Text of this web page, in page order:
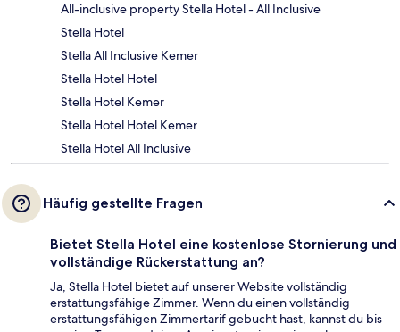
All-inclusive property Stella Hotel - All Inclusive
Stella Hotel
Stella All Inclusive Kemer
Stella Hotel Hotel
Stella Hotel Kemer
Stella Hotel Hotel Kemer
Stella Hotel All Inclusive
Häufig gestellte Fragen
Bietet Stella Hotel eine kostenlose Stornierung und
vollständige Rückerstattung an?
Ja, Stella Hotel bietet auf unserer Website vollständig
erstattungsfähige Zimmer. Wenn du einen vollständig
erstattungsfähigen Zimmertarif gebucht hast, kannst du bis